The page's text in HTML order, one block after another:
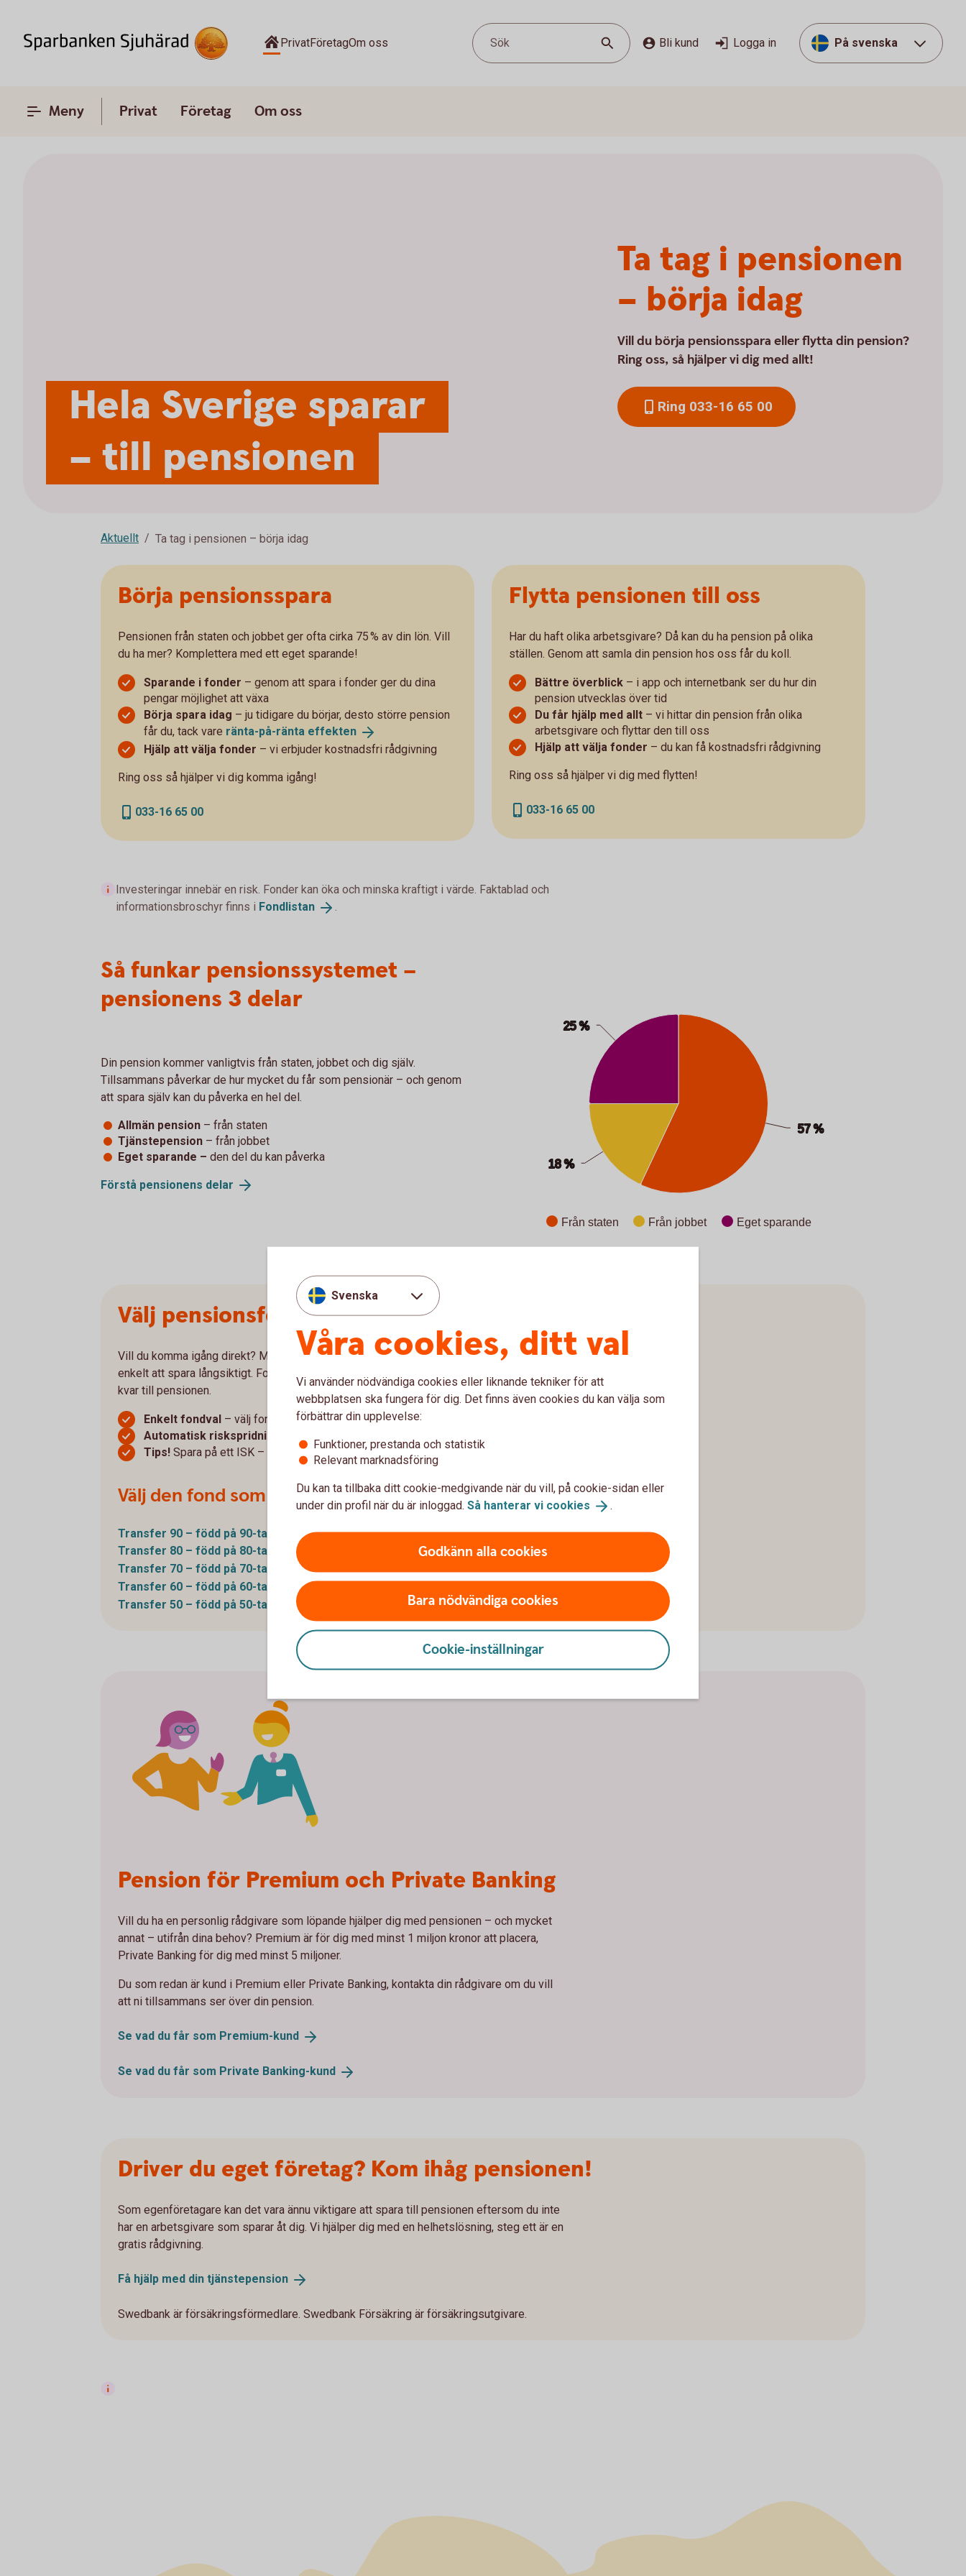
PrivatFöretagOm oss Sök Bli kund Logga in På svenska
Meny Privat Företag Om oss
Hela Sverige sparar
– till pensionen
Ta tag i pensionen
– börja idag
Vill du börja pensionsspara eller flytta din pension?
Ring oss, så hjälper vi dig med allt!
Ring 033-16 65 00
Aktuellt Ta tag i pensionen – börja idag
Börja pensionsspara
Pensionen från staten och jobbet ger ofta cirka 75 % av din lön. Vill
du ha mer? Komplettera med ett eget sparande!
Sparande i fonder – genom att spara i fonder ger du dina
pengar möjlighet att växa
Börja spara idag – ju tidigare du börjar, desto större pension
får du, tack vare ränta-på-ränta effekten
Hjälp att välja fonder – vi erbjuder kostnadsfri rådgivning
Ring oss så hjälper vi dig komma igång!
033-16 65 00
Flytta pensionen till oss
Har du haft olika arbetsgivare? Då kan du ha pension på olika
ställen. Genom att samla din pension hos oss får du koll.
Bättre överblick – i app och internetbank ser du hur din
pension utvecklas över tid
Du får hjälp med allt – vi hittar din pension från olika
arbetsgivare och flyttar den till oss
Hjälp att välja fonder – du kan få kostnadsfri rådgivning
Ring oss så hjälper vi dig med flytten!
033-16 65 00
Investeringar innebär en risk. Fonder kan öka och minska kraftigt i värde. Faktablad och
informationsbroschyr finns i Fondlistan
Så funkar pensionssystemet –
pensionens 3 delar
Din pension kommer vanligtvis från staten, jobbet och dig själv.
Tillsammans påverkar de hur mycket du får som pensionär – och genom
att spara själv kan du påverka en hel del.
Allmän pension – från staten
Tjänstepension – från jobbet
Eget sparande – den del du kan påverka
Förstå pensionens delar
57 %
57 %
18 %
18 %
25 %
25 %
Från staten Från jobbet Eget sparande
End of interactive chart.
Välj pensionsfond efter din ålder
Vill du komma igång direkt? Med våra Transferfonder från Swedbank Robur blir det
enkelt att spara långsiktigt. Fonderna anpassar automatiskt risken efter hur långt du har
kvar till pensionen.
Enkelt fondval – välj fond efter det årtionde du är född
Automatisk riskspridning
Tips! Spara på ett ISK – enkelt och förmånligt (skattefritt upp till 300 000 kronor)
Välj den fond som passar dig:
Transfer 90 – född på 90-talet
Transfer 80 – född på 80-talet
Transfer 70 – född på 70-talet
Transfer 60 – född på 60-talet
Transfer 50 – född på 50-talet
Pension för Premium och Private Banking
Vill du ha en personlig rådgivare som löpande hjälper dig med pensionen – och mycket
annat – utifrån dina behov? Premium är för dig med minst 1 miljon kronor att placera,
Private Banking för dig med minst 5 miljoner.
Du som redan är kund i Premium eller Private Banking, kontakta din rådgivare om du vill
att ni tillsammans ser över din pension.
Se vad du får som Premium-kund
Se vad du får som Private Banking-kund
Driver du eget företag? Kom ihåg pensionen!
Som egenföretagare kan det vara ännu viktigare att spara till pensionen eftersom du inte
har en arbetsgivare som sparar åt dig. Vi hjälper dig med en helhetslösning, steg ett är en
gratis rådgivning.
Få hjälp med din tjänstepension
Swedbank är försäkringsförmedlare. Swedbank Försäkring är försäkringsutgivare.
Svenska
Våra cookies, ditt val
Vi använder nödvändiga cookies eller liknande tekniker för att
webbplatsen ska fungera för dig. Det finns även cookies du kan välja som
förbättrar din upplevelse:
Funktioner, prestanda och statistik
Relevant marknadsföring
Du kan ta tillbaka ditt cookie-medgivande när du vill, på cookie-sidan eller
under din profil när du är inloggad. Så hanterar vi cookies .
Godkänn alla cookies
Bara nödvändiga cookies
Cookie-inställningar